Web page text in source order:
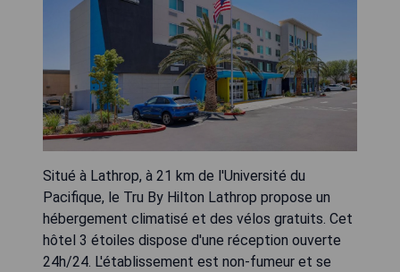
Situé à Lathrop, à 21 km de l'Université du
Pacifique, le Tru By Hilton Lathrop propose un
hébergement climatisé et des vélos gratuits. Cet
hôtel 3 étoiles dispose d'une réception ouverte
24h/24. L'établissement est non-fumeur et se